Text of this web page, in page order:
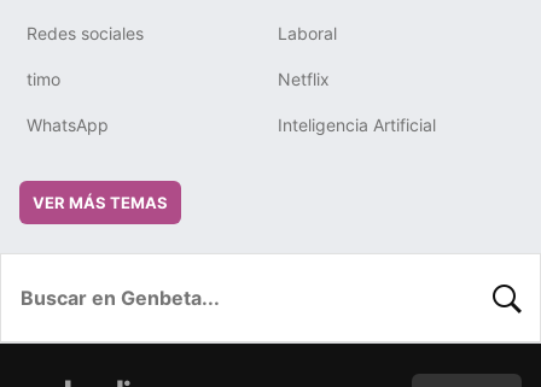
Redes sociales Laboral
timo Netflix
WhatsApp Inteligencia Artificial
VER MÁS TEMAS